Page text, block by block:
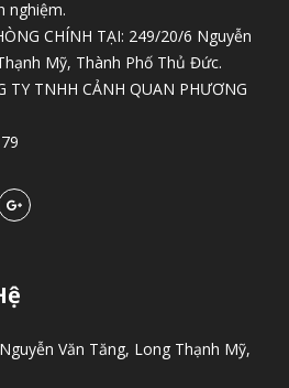
nghiệm.
CHÍNH TẠI: 249/20/6 Nguyễn
Mỹ, Thành Phố Thủ Đức.
TY TNHH CẢNH QUAN PHƯƠNG
Văn Tăng, Long Thạnh Mỹ,